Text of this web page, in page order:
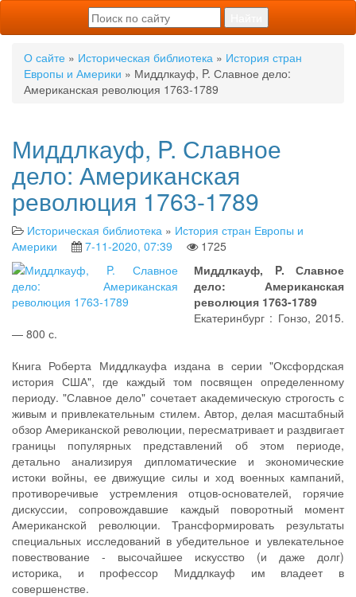
О сайте » Историческая библиотека » История стран
Европы и Америки » Миддлкауф, P. Славное дело:
Американская революция 1763-1789
Миддлкауф, P. Славное
дело: Американская
революция 1763-1789
Историческая библиотека » История стран Европы и
Америки
7-11-2020, 07:39
1725
Миддлкауф, P. Славное
дело: Американская
революция 1763-1789
Екатеринбург : Гонзо, 2015.
— 800 с.
Книга Роберта Миддлкауфа издана в серии "Оксфордская
история США", где каждый том посвящен определенному
периоду. "Славное дело" сочетает академическую строгость с
живым и привлекательным стилем. Автор, делая масштабный
обзор Американской революции, пересматривает и раздвигает
границы популярных представлений об этом периоде,
детально анализируя дипломатические и экономические
истоки войны, ее движущие силы и ход военных кампаний,
противоречивые устремления отцов-­основателей, горячие
дискуссии, сопровождавшие каждый поворотный момент
Американской революции. Трансформировать результаты
специальных исследований в убедительное и увлекательное
повествование - высочайшее искусство (и даже долг)
историка, и профессор Миддлкауф им владеет в
совершенстве.